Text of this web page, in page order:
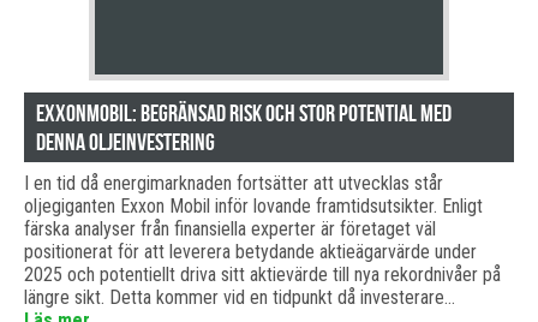
ExxonMobil: Begränsad Risk och Stor Potential Med
Denna Oljeinvestering
I en tid då energimarknaden fortsätter att utvecklas står
oljegiganten Exxon Mobil inför lovande framtidsutsikter. Enligt
färska analyser från finansiella experter är företaget väl
positionerat för att leverera betydande aktieägarvärde under
2025 och potentiellt driva sitt aktievärde till nya rekordnivåer på
längre sikt. Detta kommer vid en tidpunkt då investerare…